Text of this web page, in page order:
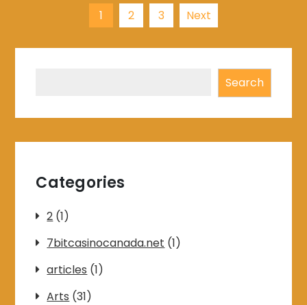
Posts
navigation
1 2 3 Next
Search
Categories
2 (1)
7bitcasinocanada.net (1)
articles (1)
Arts (31)